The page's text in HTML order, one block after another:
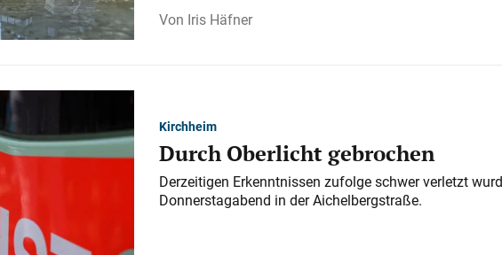
Iris Häfner
Kirchheim
Durch Oberlicht gebrochen
Derzeitigen Erkenntnissen zufolge schwer verletzt
Donnerstagabend in der Aichelbergstraße.